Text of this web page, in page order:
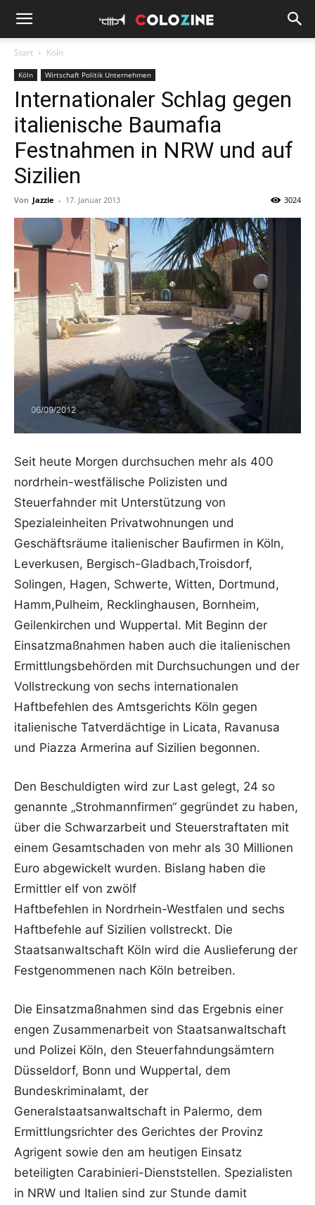
Start Köln
Köln Wirtschaft Politik Unternehmen
Internationaler Schlag gegen
italienische Baumafia
Festnahmen in NRW und auf
Sizilien
Von Jazzie - 17. Januar 2013 3024
Seit heute Morgen durchsuchen mehr als 400
nordrhein-westfälische Polizisten und
Steuerfahnder mit Unterstützung von
Spezialeinheiten Privatwohnungen und
Geschäftsräume italienischer Baufirmen in Köln,
Leverkusen, Bergisch-Gladbach,Troisdorf,
Solingen, Hagen, Schwerte, Witten, Dortmund,
Hamm,Pulheim, Recklinghausen, Bornheim,
Geilenkirchen und Wuppertal. Mit Beginn der
Einsatzmaßnahmen haben auch die italienischen
Ermittlungsbehörden mit Durchsuchungen und der
Vollstreckung von sechs internationalen
Haftbefehlen des Amtsgerichts Köln gegen
italienische Tatverdächtige in Licata, Ravanusa
und Piazza Armerina auf Sizilien begonnen.
Den Beschuldigten wird zur Last gelegt, 24 so
genannte „Strohmannfirmen“ gegründet zu haben,
über die Schwarzarbeit und Steuerstraftaten mit
einem Gesamtschaden von mehr als 30 Millionen
Euro abgewickelt wurden. Bislang haben die
Ermittler elf von zwölf
Haftbefehlen in Nordrhein-Westfalen und sechs
Haftbefehle auf Sizilien vollstreckt. Die
Staatsanwaltschaft Köln wird die Auslieferung der
Festgenommenen nach Köln betreiben.
Die Einsatzmaßnahmen sind das Ergebnis einer
engen Zusammenarbeit von Staatsanwaltschaft
und Polizei Köln, den Steuerfahndungsämtern
Düsseldorf, Bonn und Wuppertal, dem
Bundeskriminalamt, der
Generalstaatsanwaltschaft in Palermo, dem
Ermittlungsrichter des Gerichtes der Provinz
Agrigent sowie den am heutigen Einsatz
beteiligten Carabinieri-Dienststellen. Spezialisten
in NRW und Italien sind zur Stunde damit